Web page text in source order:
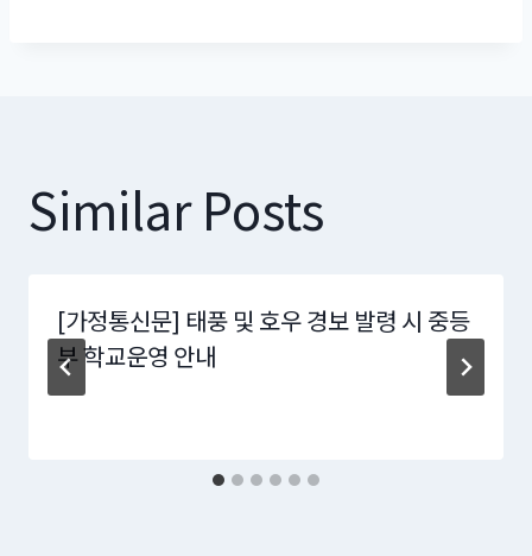
Similar Posts
[가정통신문] 태풍 및 호우 경보 발령 시 중등
부 학교운영 안내